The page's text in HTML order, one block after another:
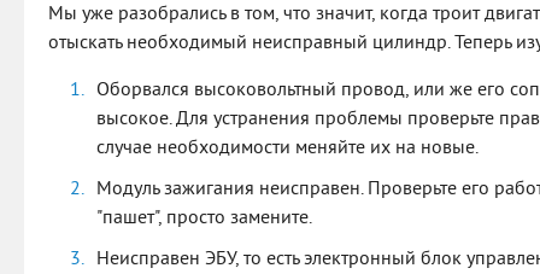
Мы уже разобрались в том, что значит, когда троит
отыскать необходимый неисправный цилиндр. Теперь
Оборвался высоковольтный провод, или же его
высокое. Для устранения проблемы проверьте
случае необходимости меняйте их на новые.
Модуль зажигания неисправен. Проверьте его
"пашет", просто замените.
Неисправен ЭБУ, то есть электронный блок